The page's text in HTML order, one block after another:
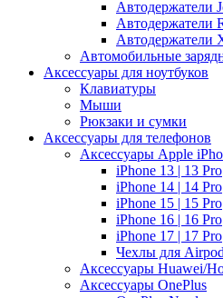
Автодержатели
Автодержатели
Автодержатели
Автомобильные
Аксессуары для ноутбуков
Клавиатуры
Мыши
Рюкзаки и сумки
Аксессуары для телефонов
Аксессуары Apple
iPhone 13 | 13 Pro
iPhone 14 | 14 Pro
iPhone 15 | 15 Pro
iPhone 16 | 16 Pro
iPhone 17 | 17 Pro
Чехлы для
Аксессуары Huawei/
Аксессуары OnePlus